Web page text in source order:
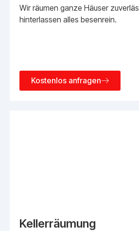
Wir räumen ganze Häuser
hinterlassen alles besenrein.
Kostenlos anfragen
Kellerräumung